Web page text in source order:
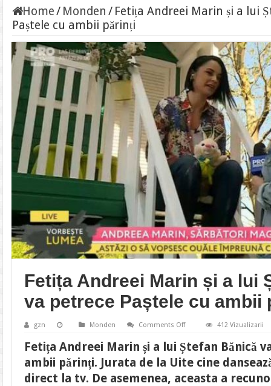
Home/ Monden / Fetița Andreei Marin și a lui
Paștele cu ambii părinți
Fetița Andreei Marin și a lui
va petrece Paștele cu ambii
gzn Monden Comments Offon
Andreei
Marin
a
Ștefan
412 Vizualizarii
Fetița Andreei Marin și a lui Ștefan Bănică
ambii părinți. Jurata de la Uite cine
direct la tv. De asemenea, aceasta a